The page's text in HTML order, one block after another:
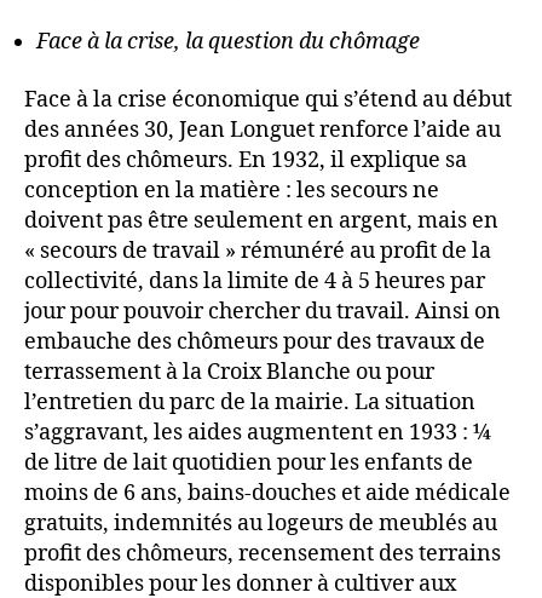
Face à la crise, la question du chômage
Face à la crise économique qui s’étend au début
des années 30, Jean Longuet renforce l’aide au
profit des chômeurs. En 1932, il explique sa
conception en la matière : les secours ne
doivent pas être seulement en argent, mais en
« secours de travail » rémunéré au profit de la
collectivité, dans la limite de 4 à 5 heures par
jour pour pouvoir chercher du travail. Ainsi on
embauche des chômeurs pour des travaux de
terrassement à la Croix Blanche ou pour
l’entretien du parc de la mairie. La situation
s’aggravant, les aides augmentent en 1933 : ¼
de litre de lait quotidien pour les enfants de
moins de 6 ans, bains-douches et aide médicale
gratuits, indemnités au logeurs de meublés au
profit des chômeurs, recensement des terrains
disponibles pour les donner à cultiver aux